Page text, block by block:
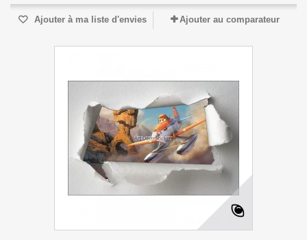
Ajouter à ma liste d'envies Ajouter au comparateur